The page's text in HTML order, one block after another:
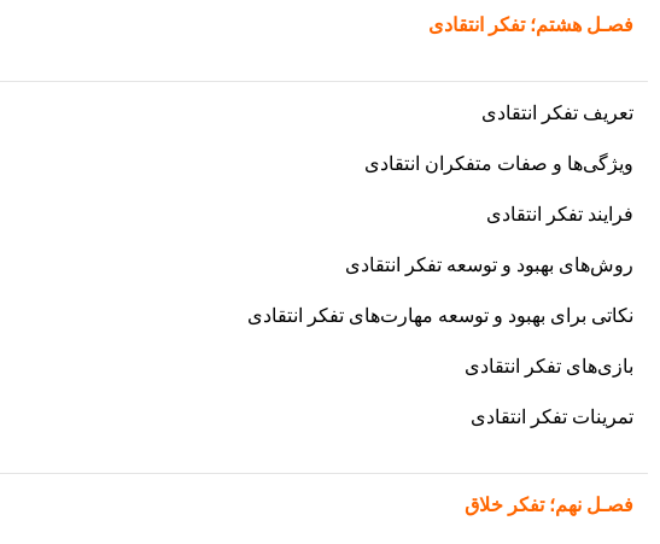
فصـل هشتم؛ تفکر انتقادی
تعریف تفکر انتقادی
ویژگی‌ها و صفات متفکران انتقادی
فرایند تفکر انتقادی
روش‌های بهبود و توسعه تفکر انتقادی
نکاتی برای بهبود و توسعه مهارت‌های تفکر انتقادی
بازی‌های تفکر انتقادی
تمرینات تفکر انتقادی
فصـل نهم؛ تفکر خلاق